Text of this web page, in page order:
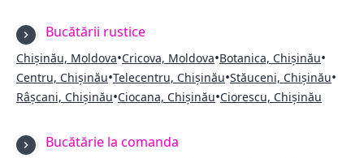
Bucătării rustice
Chișinău, Moldova•Cricova, Moldova•Botanica, Chișinău•
Centru, Chișinău•Telecentru, Chișinău•Stăuceni, Chișinău•
Râșcani, Chișinău•Ciocana, Chișinău•Ciorescu, Chișinău
Bucătărie la comanda